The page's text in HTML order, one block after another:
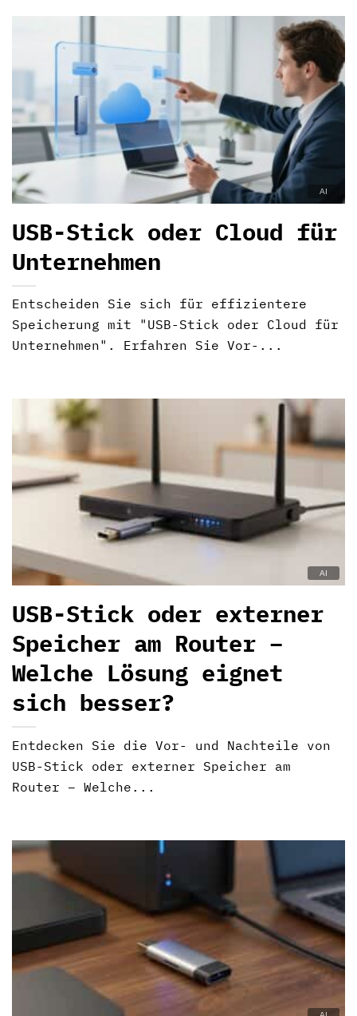
USB-Stick oder Cloud für
Unternehmen
Entscheiden Sie sich für effizientere
Speicherung mit "USB-Stick oder Cloud für
Unternehmen". Erfahren Sie Vor-...
USB-Stick oder externer
Speicher am Router –
Welche Lösung eignet
sich besser?
Entdecken Sie die Vor- und Nachteile von
USB-Stick oder externer Speicher am
Router – Welche...